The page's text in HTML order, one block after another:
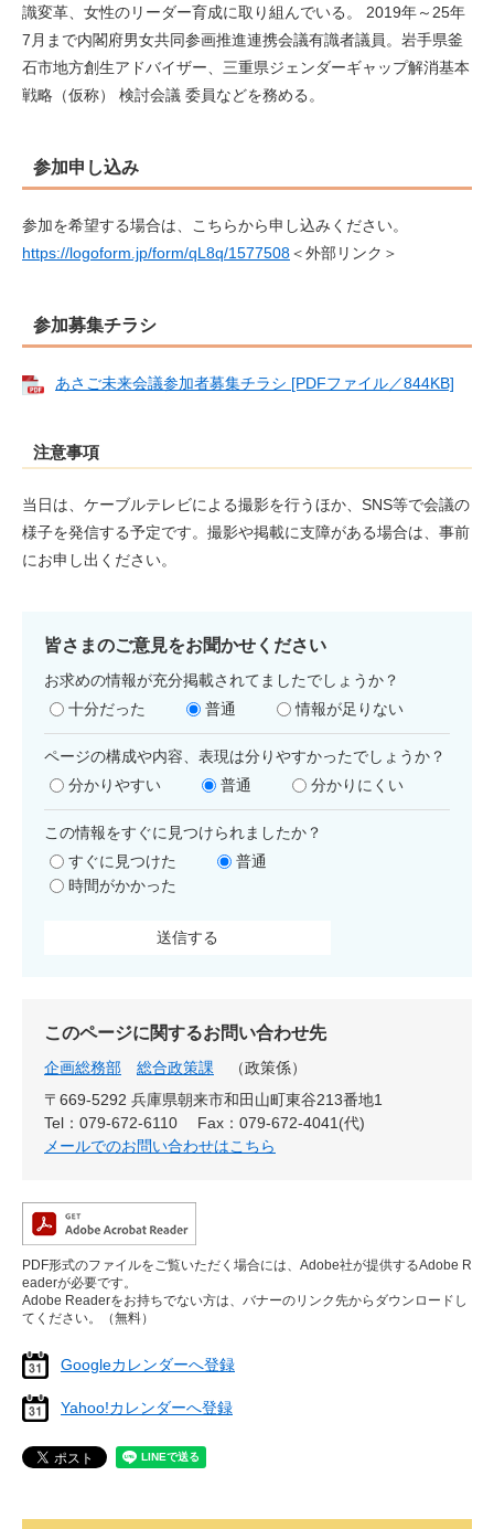
識変革、女性のリーダー育成に取り組んでいる。 2019年～25年
7月まで内閣府男女共同参画推進連携会議有識者議員。岩手県釜
石市地方創生アドバイザー、三重県ジェンダーギャップ解消基本
戦略（仮称） 検討会議 委員などを務める。
参加申し込み
参加を希望する場合は、こちらから申し込みください。
https://logoform.jp/form/qL8q/1577508＜外部リンク＞
参加募集チラシ
あさご未来会議参加者募集チラシ [PDFファイル／844KB]
注意事項
当日は、ケーブルテレビによる撮影を行うほか、SNS等で会議の
様子を発信する予定です。撮影や掲載に支障がある場合は、事前
にお申し出ください。
皆さまのご意見をお聞かせください
お求めの情報が充分掲載されてましたでしょうか？
十分だった
普通 情報が足りない
ページの構成や内容、表現は分りやすかったでしょうか？
分かりやすい
普通 分かりにくい
この情報をすぐに見つけられましたか？
すぐに見つけた
普通
時間がかかった
このページに関するお問い合わせ先
企画総務部 総合政策課
政策係
〒669-5292 兵庫県朝来市和田山町東谷213番地1
Tel：079-672-6110
Fax：079-672-4041(代)
メールでのお問い合わせはこちら
PDF形式のファイルをご覧いただく場合には、Adobe社が提供するAdobe R
eaderが必要です。
Adobe Readerをお持ちでない方は、バナーのリンク先からダウンロードし
てください。（無料）
Googleカレンダーへ登録
Yahoo!カレンダーへ登録